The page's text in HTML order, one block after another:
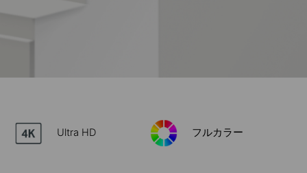
Ultra HD フルカラー